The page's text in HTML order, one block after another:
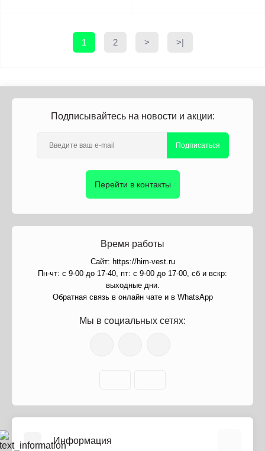
1 2 > >|
Подписывайтесь на новости и акции:
Подписаться
Перейти в контакты
Время работы
Сайт: https://him-vest.ru
Пн-чт: с 9-00 до 17-40, пт: с 9-00 до 17-00, сб и вскр:
выходные дни.
Обратная связь в онлайн чате и в WhatsApp
Мы в социальных сетях:
Информация